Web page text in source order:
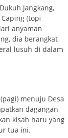
Jangkang,
(topi
anyaman
dia berangkat
lusuh di dalam
menuju Desa
dagangan
kisah haru yang
tua ini.